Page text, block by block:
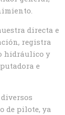
directa e
registra
hidráulico y
e
de pilote, ya